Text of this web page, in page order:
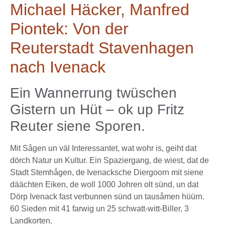
Michael Häcker, Manfred
Piontek: Von der
Reuterstadt Stavenhagen
nach Ivenack
Ein Wannerrung twüschen
Gistern un Hüt – ok up Fritz
Reuter siene Sporen.
Mit Sågen un väl Interessantet, wat wohr is, geiht dat
dörch Natur un Kultur. Ein Spaziergang, de wiest, dat de
Stadt Stemhågen, de Ivenacksche Diergoorn mit siene
däächten Eiken, de woll 1000 Johren olt sünd, un dat
Dörp Ivenack fast verbunnen sünd un tausåmen hüürn.
60 Sieden mit 41 farwig un 25 schwatt-witt-Biller, 3
Landkorten.